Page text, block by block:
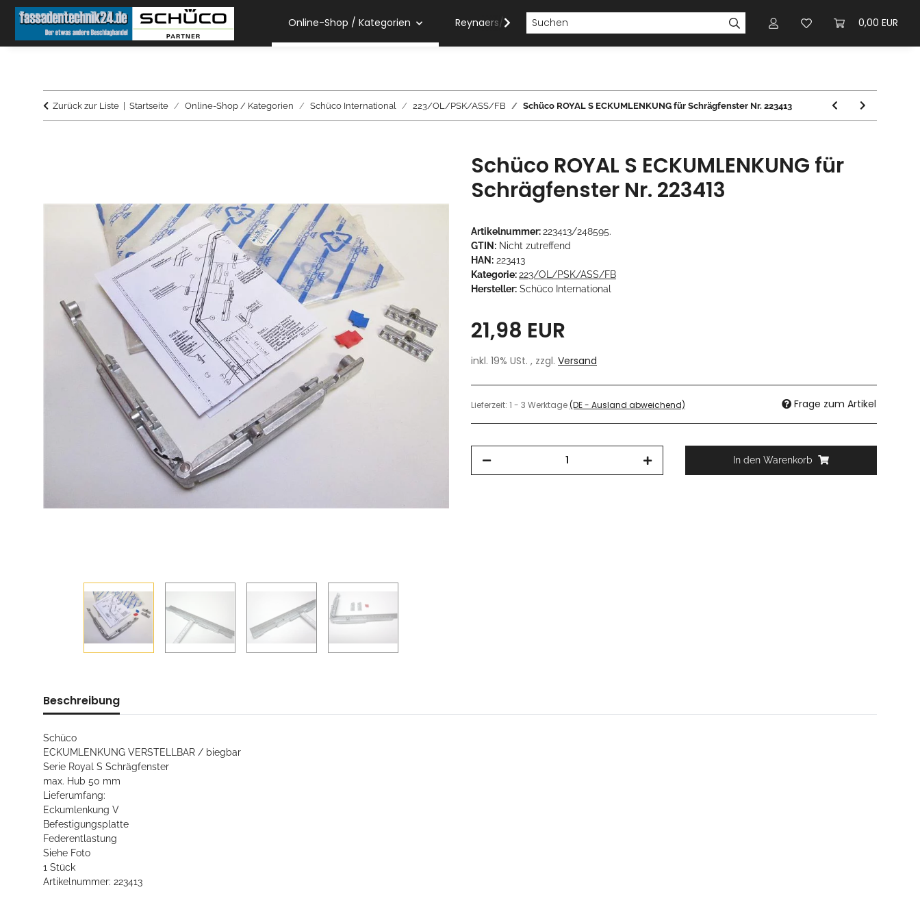
0,00 EUR
Online-Shop / Kategorien Reynaers/Sobinco Verarbeiter
Zurück zur Liste Startseite Online-Shop / Kategorien Schüco International 223/OL/PSK/ASS/FB Schüco ROYAL S ECKUMLENKUNG für Schrägfenster Nr. 223413
Schüco ROYAL S ECKUMLENKUNG für
Schrägfenster Nr. 223413
Artikelnummer:223413/248595.
GTIN: Nicht zutreffend
HAN: 223413
Kategorie:223/OL/PSK/ASS/FB
Hersteller: Schüco International
21,98 EUR
inkl. 19% USt. , zzgl. Versand
Lieferzeit: 1 - 3 Werktage(DE - Ausland abweichend) Frage zum Artikel
In den Warenkorb
Beschreibung
Schüco
ECKUMLENKUNG VERSTELLBAR / biegbar
Serie Royal S Schrägfenster
max. Hub 50 mm
Lieferumfang:
Eckumlenkung V
Befestigungsplatte
Federentlastung
Siehe Foto
1 Stück
Artikelnummer: 223413